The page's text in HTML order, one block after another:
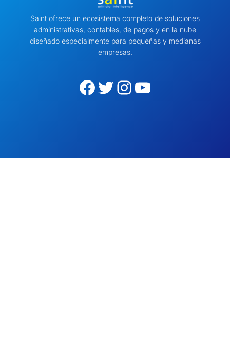
Saint ofrece un ecosistema completo de soluciones
administrativas, contables, de pagos y en la nube
diseñado especialmente para pequeñas y medianas
empresas.
Facebook Twitter Instagram YouTube